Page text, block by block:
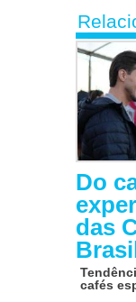
Do
das
Brasil
cafés